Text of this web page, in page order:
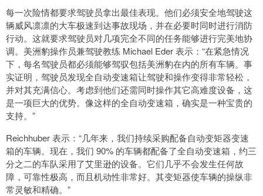
每一次险情都要求驾驶员拿出最佳表现。他们必须安全地驾驶这
辆威风凛凛的大车极速到达事故现场，并在必要时同时进行消防
行动。这就要求驾驶员对几项完全不同的任务能够进行完美地协
调。美洲豹操作员兼驾驶教练 Michael Eder 表示：“在紧急情况
下，每名驾驶员都必须能够驾驭包括美洲豹在内的所有车辆。事
实证明，驾驶员发现全自动变速箱让驾驶和操作变得非常轻松，
并对其充满信心。考虑到他们还需同时操作其它高难度设备，这
是一项巨大的优势。像这样的全自动变速箱，确实是一种宝贵的
支持。”
Reichhuber 表示：“几年来，我们持续采购配备自动变矩器变速
箱的车辆。现在，我们 90% 的车辆都配备了全自动变速箱，约三
分之二的车队采用了艾里逊的设备。它们几乎不会发生任何故
障，可靠性极高，而且机动性非常好。其变矩器使车辆的操纵非
常灵敏和精确。”